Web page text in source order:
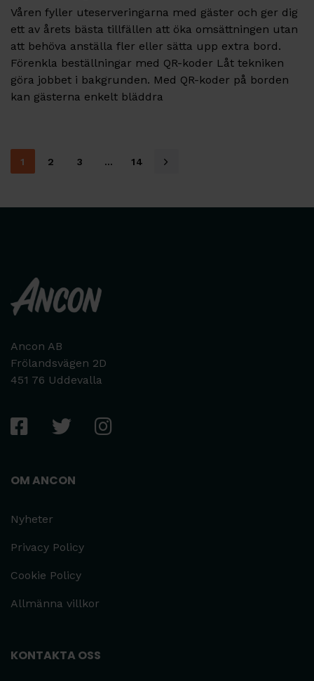
Våren fyller uteserveringarna med gäster och ger dig
ett av årets bästa tillfällen att öka omsättningen utan
att behöva anställa fler eller sätta upp extra bord.
Förenkla beställningar med QR-koder Låt tekniken
göra jobbet i bakgrunden. Med QR-koder på borden
kan gästerna enkelt bläddra
1 2 3 … 14
Ancon AB
Frölandsvägen 2D
451 76 Uddevalla
OM ANCON
Nyheter
Privacy Policy
Cookie Policy
Allmänna villkor
KONTAKTA OSS